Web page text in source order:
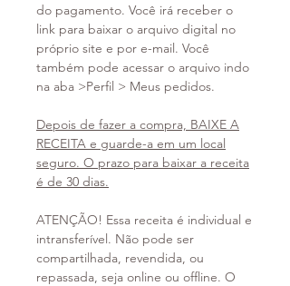
do pagamento. Você irá receber o
link para baixar o arquivo digital no
próprio site e por e-mail. Você
também pode acessar o arquivo indo
na aba >Perfil > Meus pedidos.
Depois de fazer a compra, BAIXE A
RECEITA e guarde-a em um local
seguro. O prazo para baixar a receita
é de 30 dias.
ATENÇÃO! Essa receita é individual e
intransferível. Não pode ser
compartilhada, revendida, ou
repassada, seja online ou offline. O